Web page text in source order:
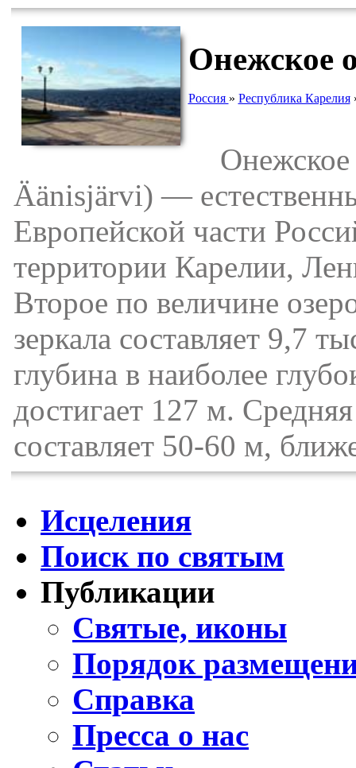
Онежское
Россия » Республика Карелия
Онежское
Äänisjärvi) —
Европейской части
территории Карелии,
Второе по величине
зеркала составляет 9,7
глубина в наиболее
достигает 127 м.
составляет 50-60 м,
Исцеления
Поиск по святым
Публикации
Святые, иконы
Порядок
Справка
Пресса о нас